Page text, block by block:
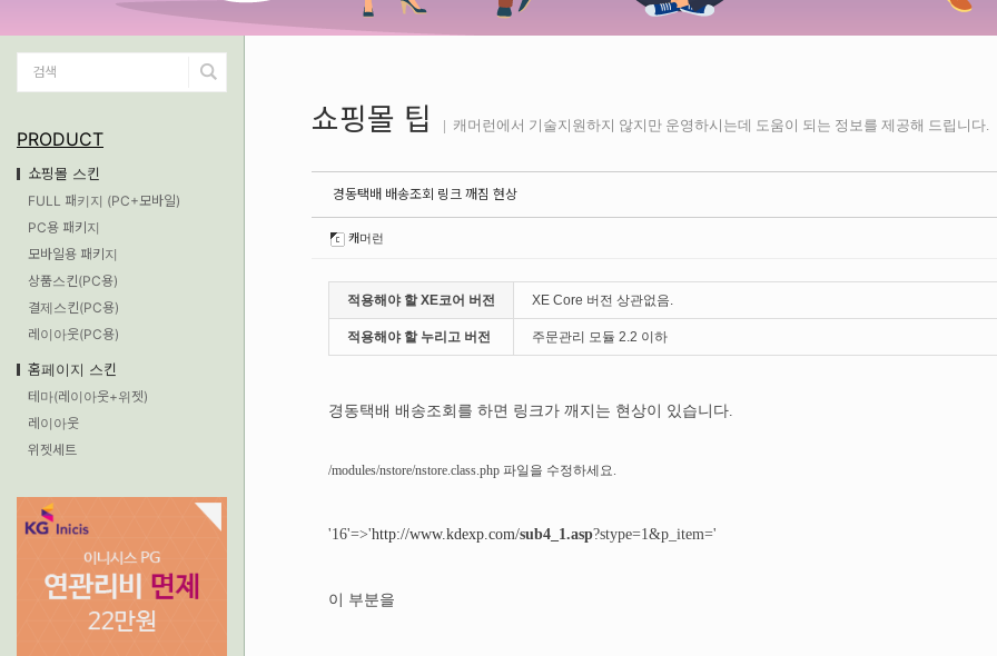
PRODUCT
쇼핑몰 스킨
FULL 패키지 (PC+모바일)
PC용 패키지
모바일용 패키지
상품스킨(PC용)
결제스킨(PC용)
레이아웃(PC용)
홈페이지 스킨
테마(레이아웃+위젯)
레이아웃
위젯세트
쇼핑몰 팁 | 캐머런에서 기술지원하지 않지만 운영하시는데 도움이 되는 정보를 제공해 드립니다.
경동택배 배송조회 링크 깨짐 현상
캐머런
적용해야 할 XE코어 버전 XE Core 버전 상관없음.
적용해야 할 누리고 버전 주문관리 모듈 2.2 이하
경동택배 배송조회를 하면 링크가 깨지는 현상이 있습니다.
/modules/nstore/nstore.class.php 파일을 수정하세요.
'16'=>'http://www.kdexp.com/sub4_1.asp?stype=1&p_item='
이 부분을